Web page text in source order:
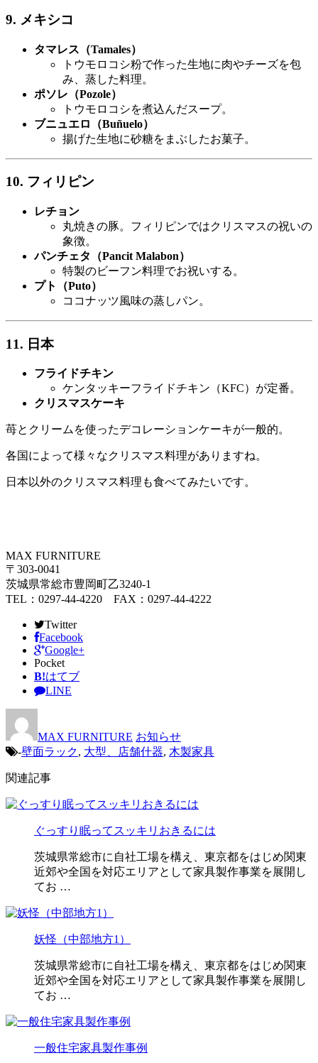
9. メキシコ
タマレス（Tamales）
トウモロコシ粉で作った生地に肉やチーズを包
み、蒸した料理。
ポソレ（Pozole）
トウモロコシを煮込んだスープ。
ブニュエロ（Buñuelo）
揚げた生地に砂糖をまぶしたお菓子。
10. フィリピン
レチョン
丸焼きの豚。フィリピンではクリスマスの祝いの
象徴。
パンチェタ（Pancit Malabon）
特製のビーフン料理でお祝いする。
プト（Puto）
ココナッツ風味の蒸しパン。
11. 日本
フライドチキン
ケンタッキーフライドチキン（KFC）が定番。
クリスマスケーキ
苺とクリームを使ったデコレーションケーキが一般的。
各国によって様々なクリスマス料理がありますね。
日本以外のクリスマス料理も食べてみたいです。
MAX FURNITURE
〒303-0041
茨城県常総市豊岡町乙3240-1
TEL：0297-44-4220 FAX：0297-44-4222
Twitter
Facebook
Google+
Pocket
B!はてブ
LINE
MAX FURNITURE お知らせ
-壁面ラック, 大型、店舗什器, 木製家具
関連記事
ぐっすり眠ってスッキリおきるには
茨城県常総市に自社工場を構え、東京都をはじめ関東
近郊や全国を対応エリアとして家具製作事業を展開し
てお …
妖怪（中部地方1）
茨城県常総市に自社工場を構え、東京都をはじめ関東
近郊や全国を対応エリアとして家具製作事業を展開し
てお …
一般住宅家具製作事例